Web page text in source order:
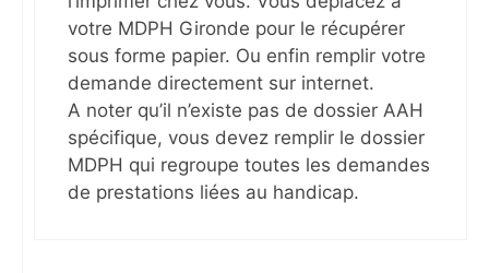
votre MDPH Gironde pour le récupérer
sous forme papier. Ou enfin remplir votre
demande directement sur internet.
A noter qu’il n’existe pas de dossier AAH
spécifique, vous devez remplir le dossier
MDPH qui regroupe toutes les demandes
de prestations liées au handicap.